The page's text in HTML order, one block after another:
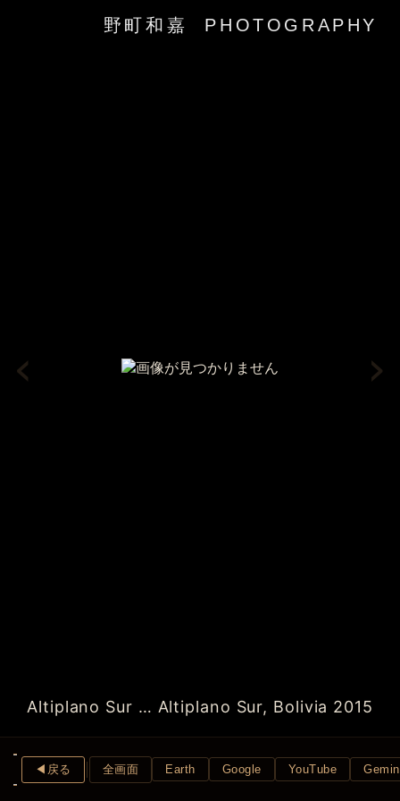
野町和嘉 PHOTOGRAPHY
‹
Altiplano Sur … Altiplano Sur, Bolivia 2015
›
◀︎戻る 全画面 Earth Google YouTube